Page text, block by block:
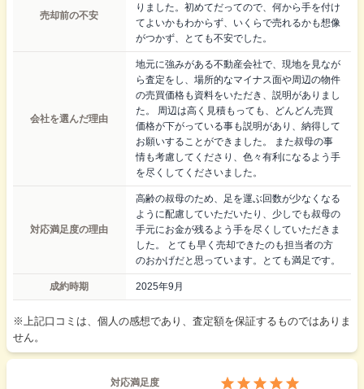
売却前の不安
りました。初めてだってので、何から手を付け
てよいかもわからず、いくらで売れるかも想像
がつかず、とても不安でした。
会社を選んだ理由
地元に強みがある不動産会社で、現地を見なが
ら査定をし、場所的なマイナス面や周辺の物件
の売買価格も資料をいただき、説明がありまし
た。 周辺は高く見積もっても、どんどん売買
価格が下がっている事も説明があり、納得して
お願いすることができました。 また叔母の事
情も考慮してくださり、色々有利になるよう手
を尽くしてくださいました。
対応満足度の理由
高齢の叔母のため、足を運ぶ回数が少なくなる
ように配慮していただいたり、少しでも叔母の
手元にお金が残るよう手を尽くしていただきま
した。 とても早く売却できたのも担当者の方
のおかげだと思っています。とても満足です。
成約時期 2025年9月
※上記口コミは、個人の感想であり、査定額を保証するものではありま
せん。
対応満足度